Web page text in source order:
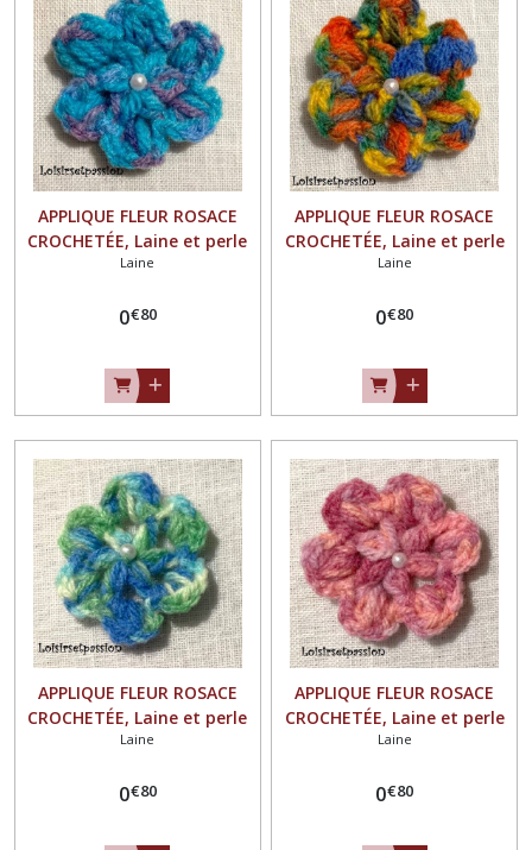
APPLIQUE FLEUR ROSACE
CROCHETÉE, Laine et perle
nacrée / TURQUOISE MAUVE
à coudre ou à coller, vendu
Laine
0€80
APPLIQUE FLEUR ROSACE
CROCHETÉE, Laine et perle
nacrée / BLEU VERT JAUNE
Fait main - à coudre ou à
Laine
0€80
APPLIQUE FLEUR ROSACE
CROCHETÉE, Laine et perle
nacrée / VERT BLEU ** 4,5 /
coudre ou à coller, vendu à
Laine
0€80
APPLIQUE FLEUR ROSACE
CROCHETÉE, Laine et perle
nacrée / TON ROSE ** 4,5 / 5
ou à coller, vendu à l'unité -
Laine
0€80
Tissu
(42)
Laine
(29)
Afficher